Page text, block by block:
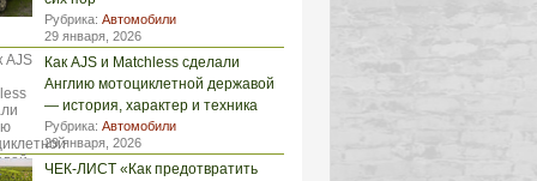
Рубрика: Автомобили
29 января, 2026
Как AJS и Matchless сделали
Англию мотоциклетной державой
— история, характер и техника
Рубрика: Автомобили
29 января, 2026
ЧЕК-ЛИСТ «Как предотвратить